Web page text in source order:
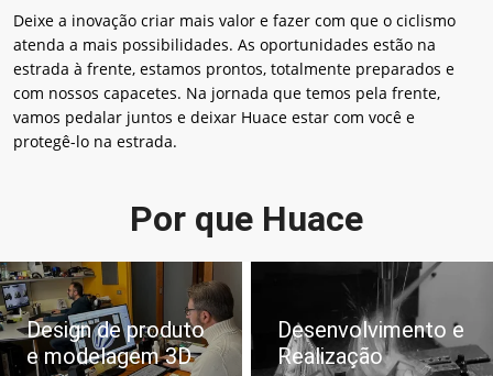
Deixe a inovação criar mais valor e fazer com que o ciclismo
atenda a mais possibilidades. As oportunidades estão na
estrada à frente, estamos prontos, totalmente preparados e
com nossos capacetes. Na jornada que temos pela frente,
vamos pedalar juntos e deixar Huace estar com você e
protegê-lo na estrada.
Por que Huace
Design de produto
e modelagem 3D
Desenvolvimento e
Realização